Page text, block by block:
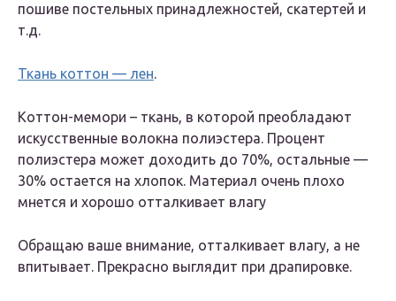
пошиве постельных принадлежностей, скатертей и
т.д.
Ткань коттон — лен.
Коттон-мемори – ткань, в которой преобладают
искусственные волокна полиэстера. Процент
полиэстера может доходить до 70%, остальные —
30% остается на хлопок. Материал очень плохо
мнется и хорошо отталкивает влагу
Обращаю ваше внимание, отталкивает влагу, а не
впитывает. Прекрасно выглядит при драпировке.